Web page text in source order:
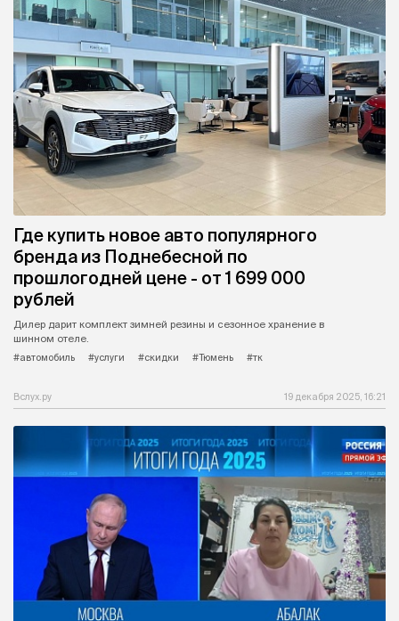
Где купить новое авто популярного
бренда из Поднебесной по
прошлогодней цене - от 1 699 000
рублей
Дилер дарит комплект зимней резины и сезонное хранение в
шинном отеле.
#автомобиль
#услуги #скидки #Тюмень #тк
Вслух.ру 19 декабря 2025, 16:21